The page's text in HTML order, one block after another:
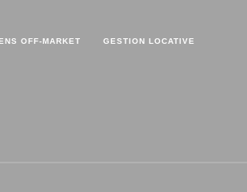
OFF-MARKET GESTION LOCATIVE